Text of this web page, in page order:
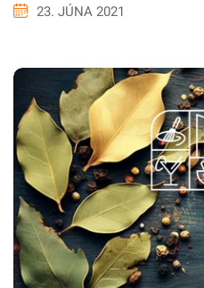
23. JÚNA 2021